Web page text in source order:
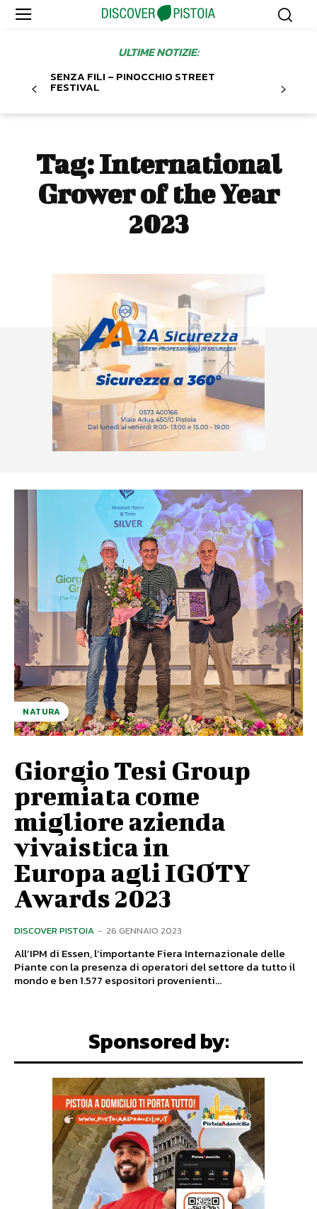
ULTIME NOTIZIE:
SENZA FILI – PINOCCHIO STREET
FESTIVAL
Tag:International
Grower of the Year
2023
NATURA
Giorgio Tesi Group
premiata come
migliore azienda
vivaistica in
Europa agli IGOTY
Awards 2023
DISCOVER PISTOIA - 26 GENNAIO 2023
All’IPM di Essen, l’importante Fiera Internazionale delle
Piante con la presenza di operatori del settore da tutto il
mondo e ben 1.577 espositori provenienti...
Sponsored by: